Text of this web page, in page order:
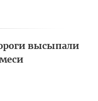
высыпали